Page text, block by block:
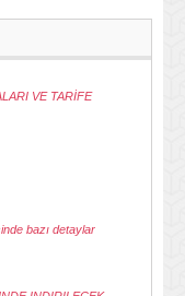
VE TARİFE
bazı detaylar